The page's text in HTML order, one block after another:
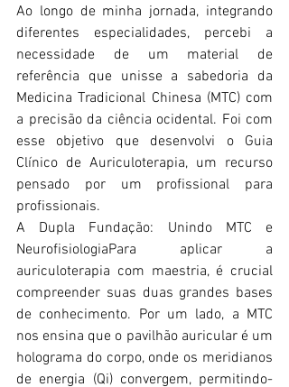
Ao longo de minha jornada, integrando
diferentes especialidades, percebi a
necessidade de um material de
referência que unisse a sabedoria da
Medicina Tradicional Chinesa (MTC) com
a precisão da ciência ocidental. Foi com
esse objetivo que desenvolvi o Guia
Clínico de Auriculoterapia, um recurso
pensado por um profissional para
profissionais.
A Dupla Fundação: Unindo MTC e
NeurofisiologiaPara aplicar a
auriculoterapia com maestria, é crucial
compreender suas duas grandes bases
de conhecimento. Por um lado, a MTC
nos ensina que o pavilhão auricular é um
holograma do corpo, onde os meridianos
de energia (Qi) convergem, permitindo-